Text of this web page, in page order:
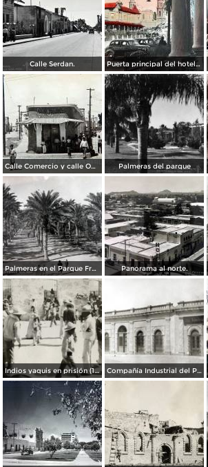
Calle Serdan. Puerta principal del hotel Ramos. ( Circulada el 29 de Enero de 1942 ).
Calle Comercio y calle Obregon. Palmeras del parque
Palmeras en el Parque Francisco I Madero. Panorama al norte.
Indios yaquis en prisión (1908) Compañía Industrial del Pacífico (1908)